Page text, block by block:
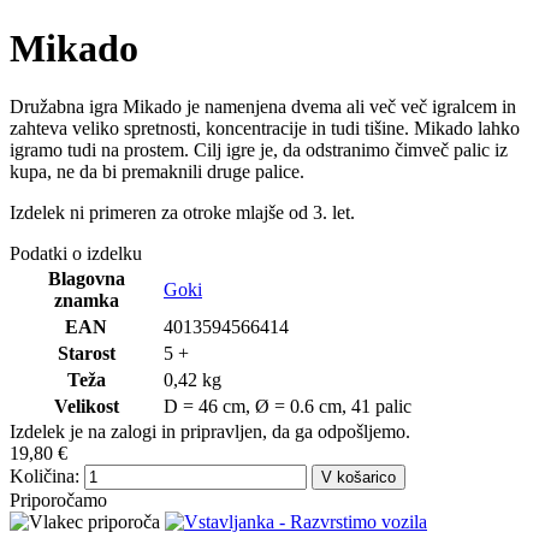
Mikado
Družabna igra Mikado je namenjena dvema ali več več igralcem in
zahteva veliko spretnosti, koncentracije in tudi tišine. Mikado lahko
igramo tudi na prostem. Cilj igre je, da odstranimo čimveč palic iz
kupa, ne da bi premaknili druge palice.
Izdelek ni primeren za otroke mlajše od 3. let.
Podatki o izdelku
Blagovna
znamka
Goki
EAN
4013594566414
Starost
5 +
Teža
0,42 kg
Velikost
D = 46 cm, Ø = 0.6 cm, 41 palic
Izdelek je na zalogi in pripravljen, da ga odpošljemo.
19,80 €
Količina:
V košarico
Priporočamo